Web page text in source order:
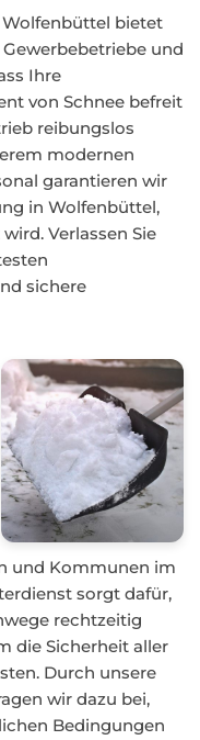
bietet
und
Ihre
von Schnee befreit
reibungslos
modernen
garantieren wir
in Wolfenbüttel,
Verlassen Sie
sichere
und Kommunen im
sorgt dafür,
rechtzeitig
die Sicherheit aller
Durch unsere
wir dazu bei,
Bedingungen